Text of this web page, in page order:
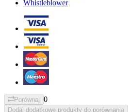
Whistleblower
Porównaj 0
Dodaj dodatkowe produkty do porównania